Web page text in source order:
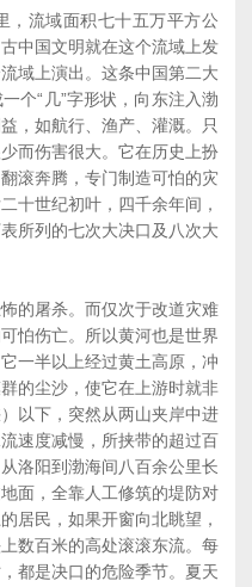
流域面积七十五万平方公
中国文明就在这个流域上发
域上演出。这条中国第二大
个“几”字形状，向东注入渤
，如航行、渔产、灌溉。只
而伤害很大。它在历史上扮
滚奔腾，专门制造可怕的灾
十世纪初叶，四千余年间，
所列的七次大决口及八次大
屠杀。而仅次于改道灾难
怕伤亡。所以黄河也是世界
一半以上经过黄土高原，冲
的尘沙，使它在上游时就非
以下，突然从两山夹岸中进
速度减慢，所挟带的超过百
洛阳到渤海间八百余公里长
面，全靠人工修筑的堤防对
居民，如果开窗向北眺望，
数百米的高处滚滚东流。每
都是决口的危险季节。夏天